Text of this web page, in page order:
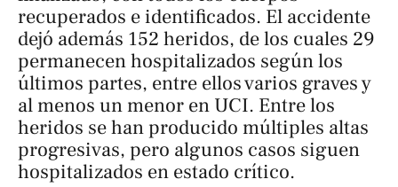
recuperados e identificados. El accidente
dejó además 152 heridos, de los cuales 29
permanecen hospitalizados según los
últimos partes, entre ellos varios graves y
al menos un menor en UCI. Entre los
heridos se han producido múltiples altas
progresivas, pero algunos casos siguen
hospitalizados en estado crítico.